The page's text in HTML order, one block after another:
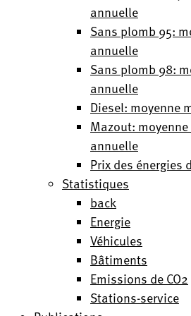
annuelle
Sans plomb 95:
annuelle
Sans plomb 98:
annuelle
Diesel: moyenne
Mazout:
annuelle
Prix des énergies
Statistiques
back
Energie
Véhicules
Bâtiments
Emissions de CO2
Stations-service